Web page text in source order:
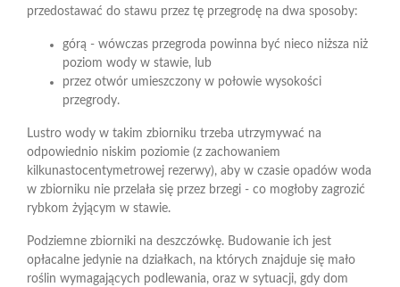
przedostawać do stawu przez tę przegrodę na dwa sposoby:
górą - wówczas przegroda powinna być nieco niższa niż
poziom wody w stawie, lub
przez otwór umieszczony w połowie wysokości
przegrody.
Lustro wody w takim zbiorniku trzeba utrzymywać na
odpowiednio niskim poziomie (z zachowaniem
kilkunastocentymetrowej rezerwy), aby w czasie opadów woda
w zbiorniku nie przelała się przez brzegi - co mogłoby zagrozić
rybkom żyjącym w stawie.
Podziemne zbiorniki na deszczówkę. Budowanie ich jest
opłacalne jedynie na działkach, na których znajduje się mało
roślin wymagających podlewania, oraz w sytuacji, gdy dom